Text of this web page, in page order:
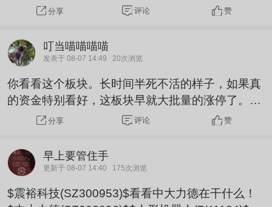
化率≥95%）做精冲下料，切出柔轮展开环坯； 多
形把平面料片直接拉成薄壁杯状（壁厚可做到0.3m
m），齿形区近净成形； 保留材料内部纤维流线连
工序； 后续只做少量精车杯底、滚齿收尾。 本
质：用做易拉罐（0.1mm铝材...
分享 评论 赞
叮当喵喵喵喵
发表于 08-07 14:49 20次浏览
你看看这个板块。长时间半死不活的样子，如果真
的资金特别看好，这板块早就大批量的涨停了。科
技的资金还在想方设法出货呢。谁有心情管你机器
分享 评论 赞
早上要管住手
更新于 08-07 14:40 175次浏览
$震裕科技(SZ300953)$看看中大力德在干什么！